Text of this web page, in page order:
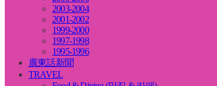
2003-2004
2001-2002
1999-2000
1997-1998
1995-1996
廣東話新聞
TRAVEL